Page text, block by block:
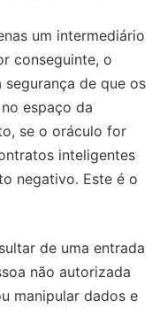
um intermediário
conseguinte, o
de que os
espaço da
se o oráculo for
inteligentes
negativo. Este é o
de uma entrada
não autorizada
manipular dados e